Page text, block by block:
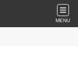
MENU